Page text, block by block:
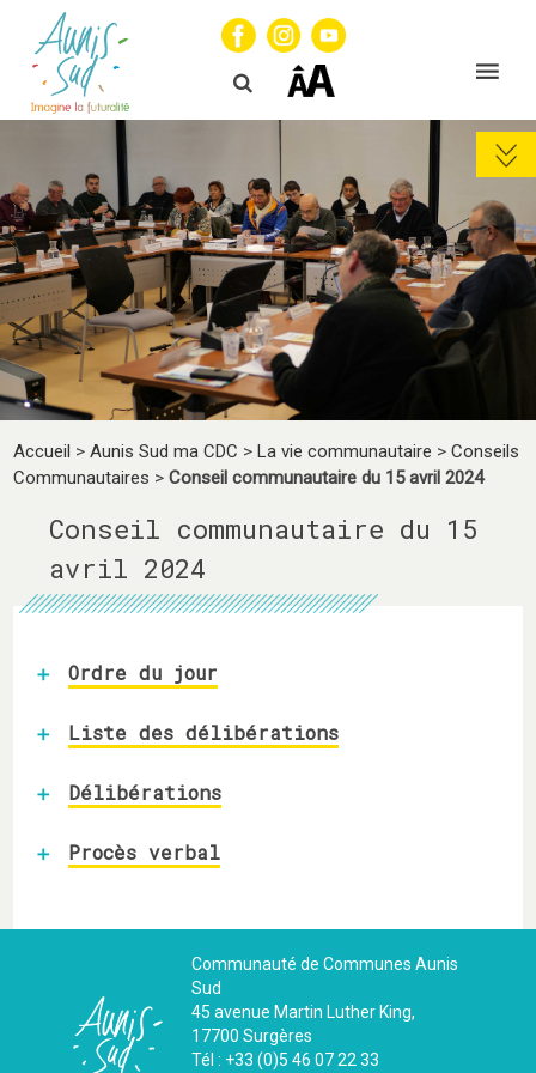
Accueil >Aunis Sud ma CDC > La vie communautaire >Conseils
Communautaires >Conseil communautaire du 15 avril 2024
Conseil communautaire du 15
avril 2024
Ordre du jour
Liste des délibérations
Délibérations
Procès verbal
Communauté de Communes Aunis
Sud
45 avenue Martin Luther King,
17700 Surgères
Tél : +33 (0)5 46 07 22 33